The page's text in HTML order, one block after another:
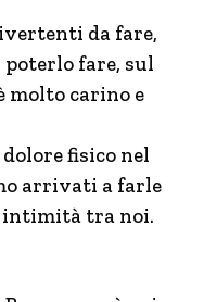
da fare,
poterlo fare, sul
molto carino e
fisico nel
arrivati a farle
intimità tra noi.